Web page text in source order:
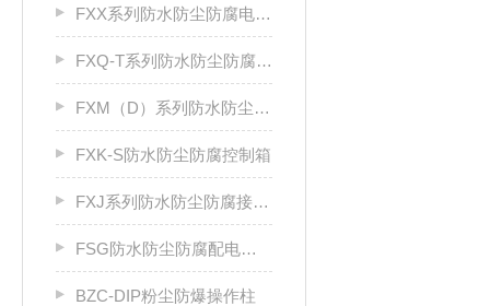
FXX系列防水防尘防腐电源插座箱
FXQ-T系列防水防尘防腐动力（电磁）起动箱
FXM（D）系列防水防尘防腐照明（动力）配电箱
FXK-S防水防尘防腐控制箱
FXJ系列防水防尘防腐接线箱
FSG防水防尘防腐配电柜厂家
BZC-DIP粉尘防爆操作柱